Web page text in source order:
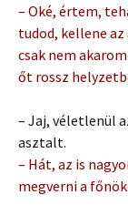
– Oké, értem,
tudod, kellene
csak nem
őt rossz
– Jaj, véletlenül
asztalt.
– Hát, az is
megverni a